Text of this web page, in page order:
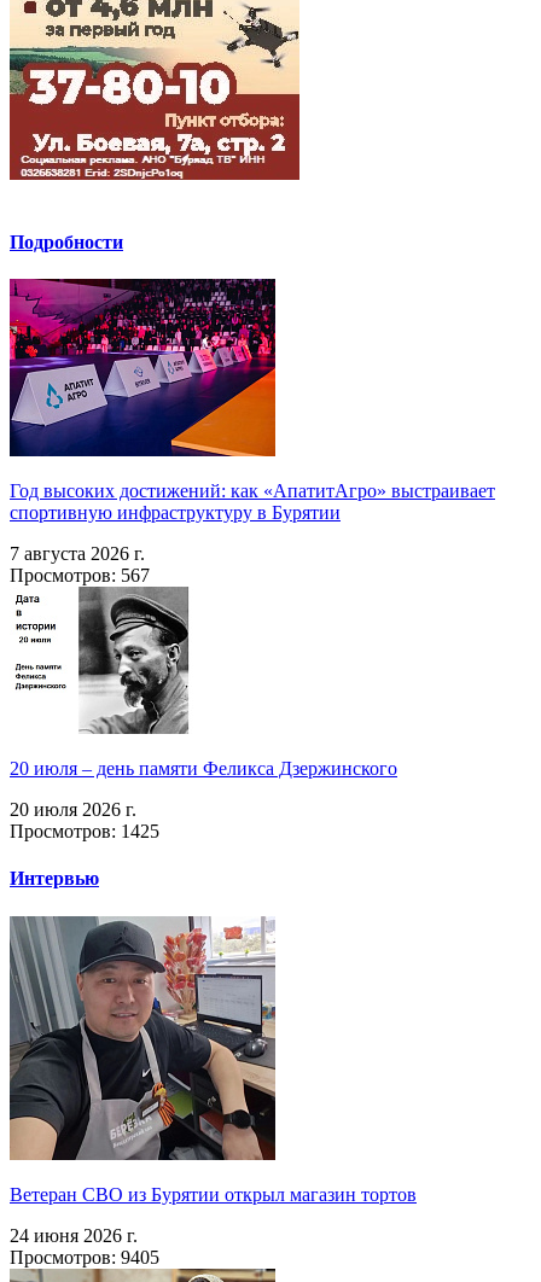
Подробности
Год высоких достижений: как «АпатитАгро» выстраивает
спортивную инфраструктуру в Бурятии
7 августа 2026 г.
Просмотров: 567
20 июля – день памяти Феликса Дзержинского
20 июля 2026 г.
Просмотров: 1425
Интервью
Ветеран СВО из Бурятии открыл магазин тортов
24 июня 2026 г.
Просмотров: 9405